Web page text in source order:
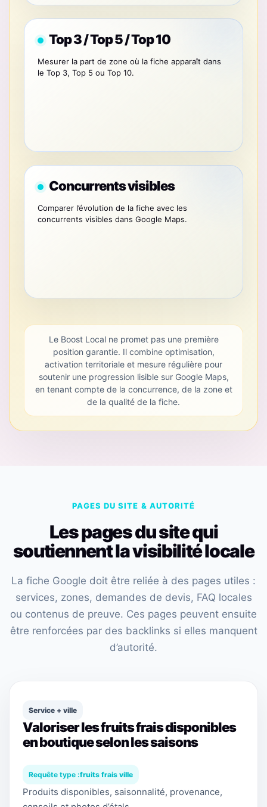
Top 3 / Top 5 / Top 10
Mesurer la part de zone où la fiche apparaît dans
le Top 3, Top 5 ou Top 10.
Concurrents visibles
Comparer l’évolution de la fiche avec les
concurrents visibles dans Google Maps.
Le Boost Local ne promet pas une première
position garantie. Il combine optimisation,
activation territoriale et mesure régulière pour
soutenir une progression lisible sur Google Maps,
en tenant compte de la concurrence, de la zone et
de la qualité de la fiche.
PAGES DU SITE & AUTORITÉ
Les pages du site qui
soutiennent la visibilité locale
La fiche Google doit être reliée à des pages utiles :
services, zones, demandes de devis, FAQ locales
ou contenus de preuve. Ces pages peuvent ensuite
être renforcées par des backlinks si elles manquent
d’autorité.
Service + ville
Valoriser les fruits frais disponibles
en boutique selon les saisons
Requête type :fruits frais ville
Produits disponibles, saisonnalité, provenance,